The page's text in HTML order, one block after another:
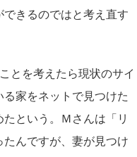
きるのではと考え直す
とを考えたら現状のサイ
家をネットで見つけた
という。Ｍさんは「リ
んですが、妻が見つけ